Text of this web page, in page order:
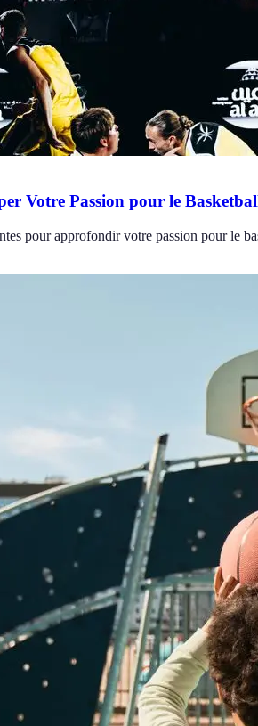
Votre Passion pour le
pour approfondir votre passion pour le